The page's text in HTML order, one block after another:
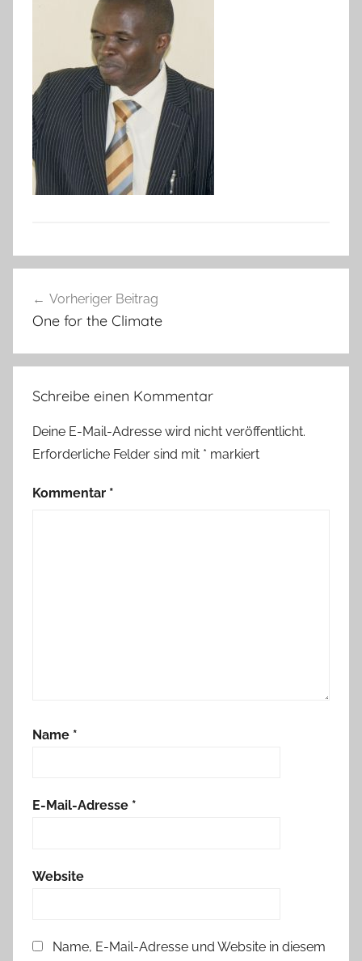
Vorheriger Beitrag
One for the Climate
Schreibe einen Kommentar
Deine E-Mail-Adresse wird nicht veröffentlicht.
Erforderliche Felder sind mit * markiert
Kommentar *
Name *
E-Mail-Adresse *
Website
Name, E-Mail-Adresse und Website in diesem